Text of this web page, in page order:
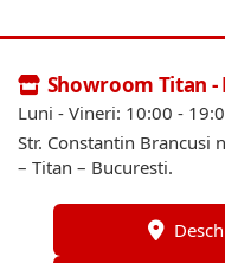
Showroom Titan -
Luni - Vineri: 10:00 -
Str. Constantin Brancusi
– Titan – Bucuresti.